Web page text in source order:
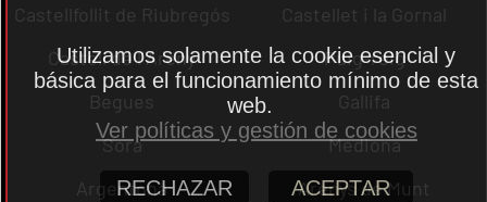
Castellfollit de Riubregós
Castellet i la Gornal
Castell de l´Areny
Puig-reig
Begues
Gallifa
Sora
Mediona
Argentona
Arenys de Munt
Utilizamos solamente la cookie esencial y
básica para el funcionamiento mínimo de esta
web.
Ver políticas y gestión de cookies
RECHAZAR ACEPTAR